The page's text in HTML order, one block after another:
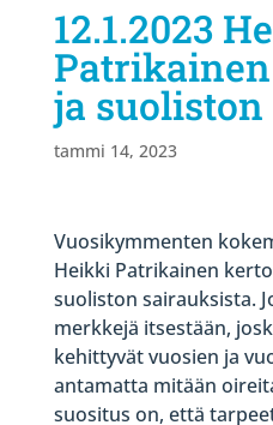
12.1.2023
ja
tammi 14, 2023
Vuosikymmenten
Heikki Patrikainen
suoliston sairauksista.
merkkejä itsestään,
kehittyvät vuosien ja
antamatta mitään
suositus on, että